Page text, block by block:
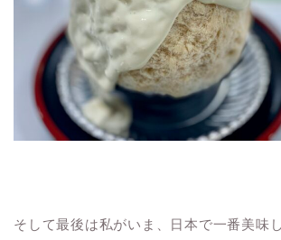
そして最後は私がいま、日本で一番美味